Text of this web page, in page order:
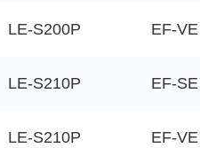
LE-S200P EF-VE
LE-S210P EF-SE
LE-S210P EF-VE